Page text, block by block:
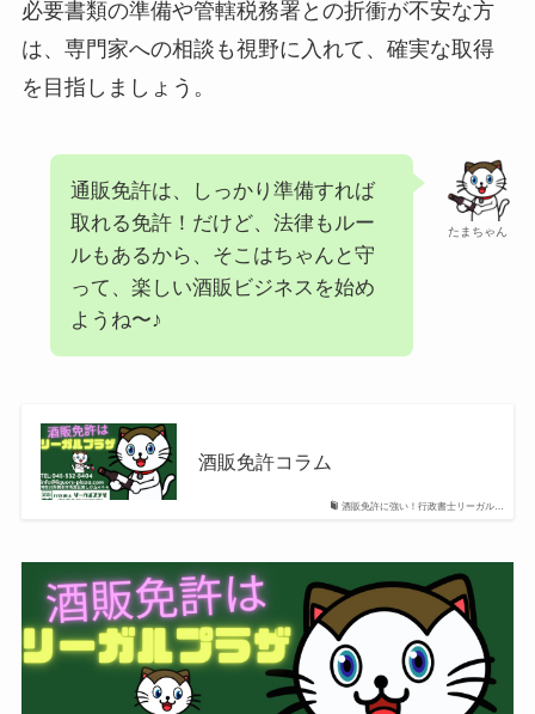
必要書類の準備や管轄税務署との折衝が不安な方
は、専門家への相談も視野に入れて、確実な取得
を目指しましょう。
たまちゃん
通販免許は、しっかり準備すれば
取れる免許！だけど、法律もルー
ルもあるから、そこはちゃんと守
って、楽しい酒販ビジネスを始め
ようね〜♪
酒販免許に強い！行政書士リーガル…
酒販免許コラム